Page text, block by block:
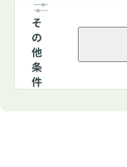
そ
の
他
条
件